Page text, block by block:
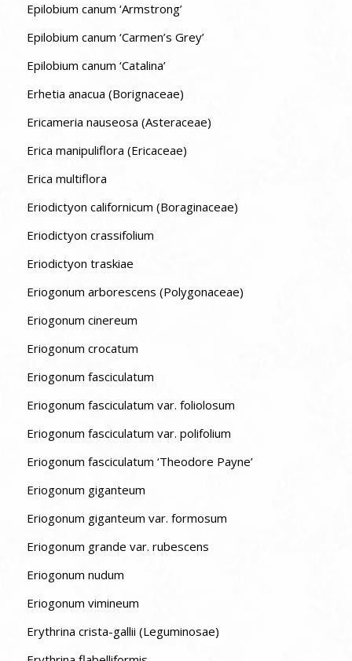
Epilobium canum ‘Armstrong’
Epilobium canum ‘Carmen’s Grey’
Epilobium canum ‘Catalina’
Erhetia anacua (Borignaceae)
Ericameria nauseosa (Asteraceae)
Erica manipuliflora (Ericaceae)
Erica multiflora
Eriodictyon californicum (Boraginaceae)
Eriodictyon crassifolium
Eriodictyon traskiae
Eriogonum arborescens (Polygonaceae)
Eriogonum cinereum
Eriogonum crocatum
Eriogonum fasciculatum
Eriogonum fasciculatum var. foliolosum
Eriogonum fasciculatum var. polifolium
Eriogonum fasciculatum ‘Theodore Payne’
Eriogonum giganteum
Eriogonum giganteum var. formosum
Eriogonum grande var. rubescens
Eriogonum nudum
Eriogonum vimineum
Erythrina crista-gallii (Leguminosae)